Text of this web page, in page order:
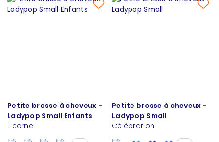
Petite brosse à cheveux -
Ladypop Small Enfants
Licorne
Petite brosse à cheveux -
Ladypop Small
Célébration